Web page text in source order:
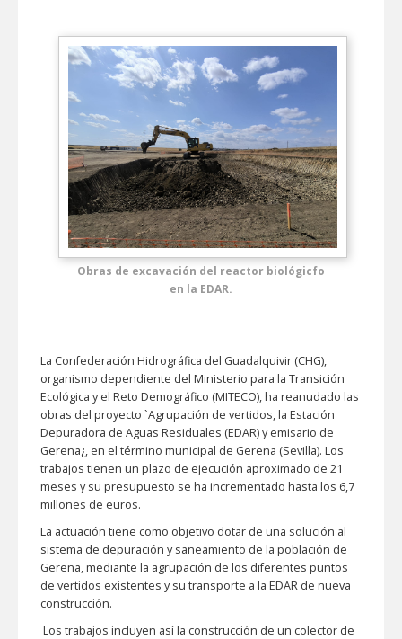
Obras de excavación del reactor biológicfo
en la EDAR.
La Confederación Hidrográfica del Guadalquivir (CHG),
organismo dependiente del Ministerio para la Transición
Ecológica y el Reto Demográfico (MITECO), ha reanudado las
obras del proyecto `Agrupación de vertidos, la Estación
Depuradora de Aguas Residuales (EDAR) y emisario de
Gerena¿, en el término municipal de Gerena (Sevilla). Los
trabajos tienen un plazo de ejecución aproximado de 21
meses y su presupuesto se ha incrementado hasta los 6,7
millones de euros.
La actuación tiene como objetivo dotar de una solución al
sistema de depuración y saneamiento de la población de
Gerena, mediante la agrupación de los diferentes puntos
de vertidos existentes y su transporte a la EDAR de nueva
construcción.
Los trabajos incluyen así la construcción de un colector de